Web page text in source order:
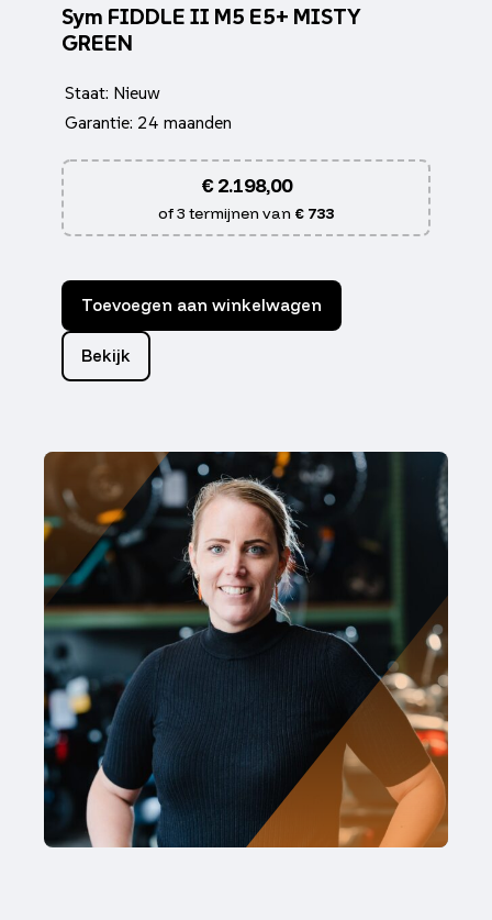
Sym FIDDLE II M5 E5+ MISTY
GREEN
Staat: Nieuw
Garantie: 24 maanden
€2.198,00
of 3 termijnen van € 733
Toevoegen aan winkelwagen
Bekijk